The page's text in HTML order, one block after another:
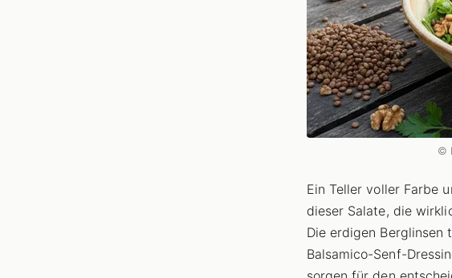
©
Ein Teller voller Farbe
dieser Salate, die
Die erdigen
Balsamico-Senf-